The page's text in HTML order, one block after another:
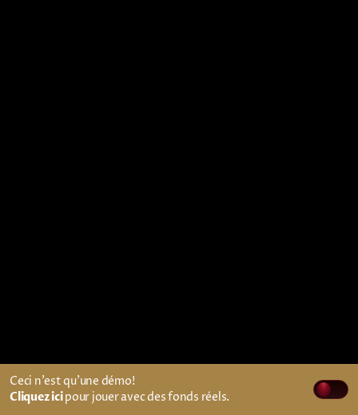
Ceci n'est qu'une démo!
Cliquez icipour jouer avec des fonds réels.